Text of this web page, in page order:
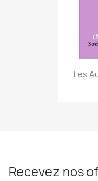
Les
Recevez nos